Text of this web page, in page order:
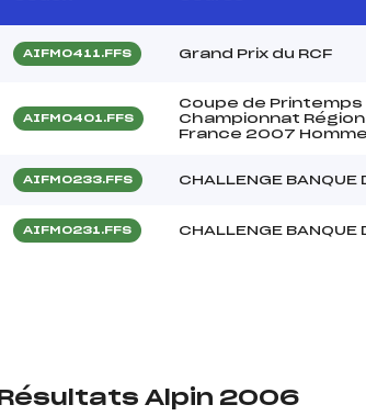
AIFM0411.FFS Grand Prix du RCF
AIFM0401.FFS
Coupe de Printemps
Championnat
France 2007
AIFM0233.FFS CHALLENGE BANQUE
AIFM0231.FFS CHALLENGE BANQUE
Résultats Alpin 2006